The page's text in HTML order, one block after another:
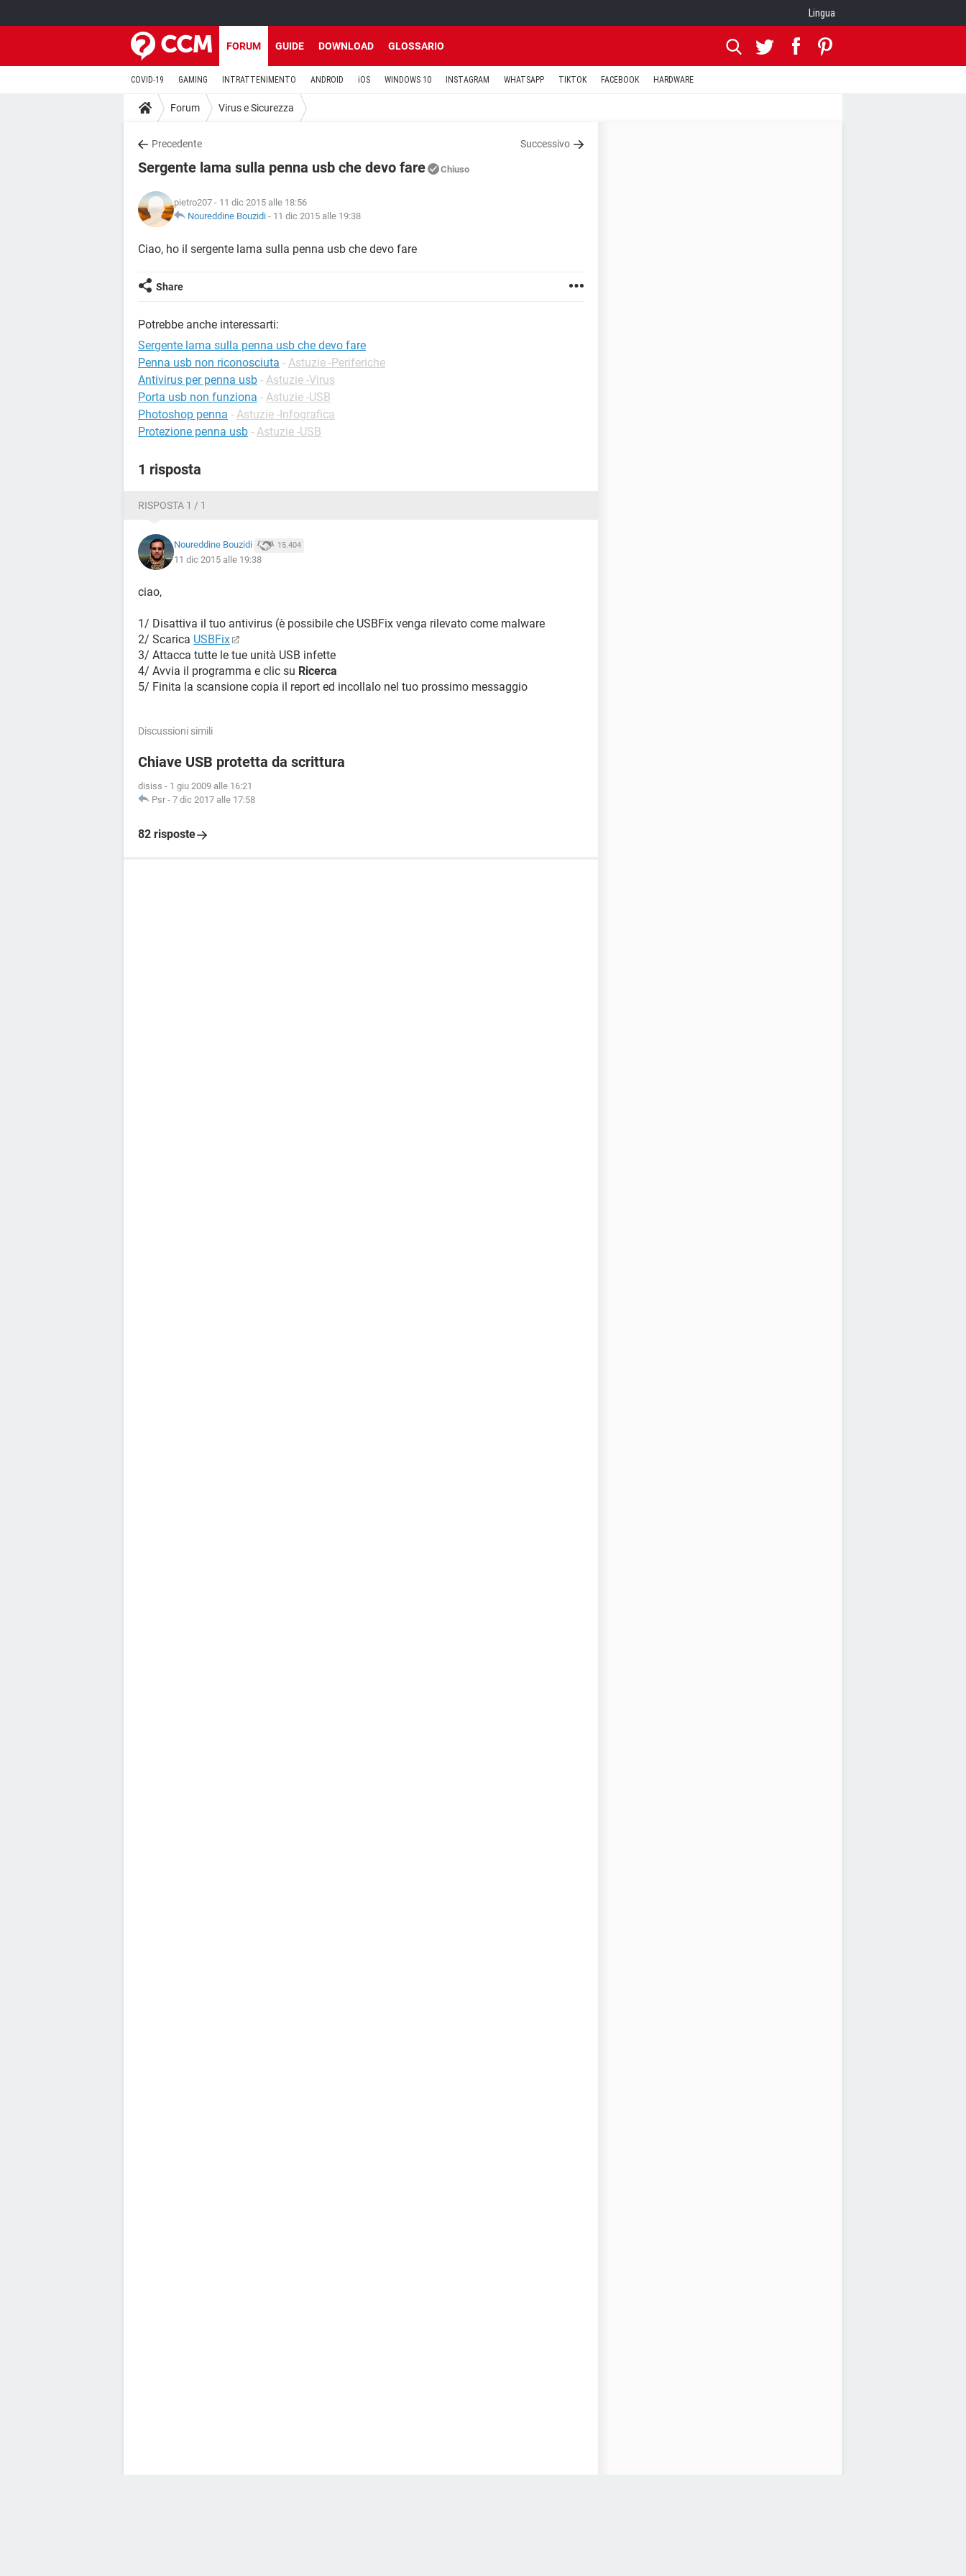
Lingua
FORUM GUIDE DOWNLOAD GLOSSARIO
COVID-19 GAMING INTRATTENIMENTO ANDROID iOS WINDOWS 10 INSTAGRAM WHATSAPP TIKTOK FACEBOOK HARDWARE
Forum Virus e Sicurezza
Precedente Successivo
Sergente lama sulla penna usb che devo fare Chiuso
pietro207 - 11 dic 2015 alle 18:56
Noureddine Bouzidi - 11 dic 2015 alle 19:38
Ciao, ho il sergente lama sulla penna usb che devo fare
Share
Potrebbe anche interessarti:
Sergente lama sulla penna usb che devo fare
Penna usb non riconosciuta - Astuzie -Periferiche
Antivirus per penna usb - Astuzie -Virus
Porta usb non funziona - Astuzie -USB
Photoshop penna - Astuzie -Infografica
Protezione penna usb - Astuzie -USB
1 risposta
RISPOSTA 1 / 1
Noureddine Bouzidi 15.404
11 dic 2015 alle 19:38
ciao,
1/ Disattiva il tuo antivirus (è possibile che USBFix venga rilevato come malware
2/ Scarica USBFix
3/ Attacca tutte le tue unità USB infette
4/ Avvia il programma e clic su Ricerca
5/ Finita la scansione copia il report ed incollalo nel tuo prossimo messaggio
Discussioni simili
Chiave USB protetta da scrittura
disiss - 1 giu 2009 alle 16:21
Psr - 7 dic 2017 alle 17:58
82 risposte